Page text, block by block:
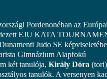
Pordenonéban az
EJU KATA
Judo SE
Gimnázium Alapfokú
két tanulója, Király Dóra
tanulók. A versenyen